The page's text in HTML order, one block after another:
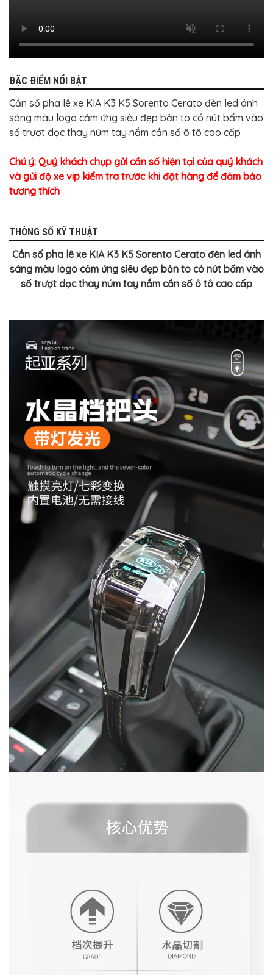
ĐẠP
CÔNG
KHÁC
ĐẶC ĐIỂM NỔI BẬT
Cần số pha lê xe KIA K3 K5 Sorento Cerato đèn led ánh
sáng màu logo cảm ứng siêu đẹp bản to có nút bấm vào
số trượt dọc thay núm tay nắm cần số ô tô cao cấp
Chú ý: Quý khách chụp gửi cần số hiện tại của quý khách
và gửi độ xe vip kiểm tra trước khi đặt hàng để đảm bảo
tương thích
THÔNG SỐ KỸ THUẬT
Cần số pha lê xe KIA K3 K5 Sorento Cerato đèn led ánh
sáng màu logo cảm ứng siêu đẹp bản to có nút bấm vào
số trượt dọc thay núm tay nắm cần số ô tô cao cấp